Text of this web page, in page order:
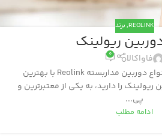
REOLINK
,برند
ریولینک
فاواکالا 0
خرید دوربین ریولینک | انواع دوربین مداربسته Reolink با بهترین
را دارید، به یکی از معتبرترین و
پی...
ادامه مطلب